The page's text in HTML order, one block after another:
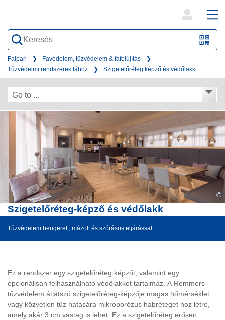
QR-
form
Faipari
Favédelem, tűzvédelem & fafelújítás
Tűzvédelmi rendszerek fához
Szigetelőréteg képző és védőlakk
Go to ...
©
Szigetelőréteg-képző és védőlakk
Tűzvédelem hengerelt, mázolt és szórásos eljárással
Ez a rendszer egy szigetelőréteg képzőt, valamint egy
opcionálisan felhasználható védőlakkot tartalmaz. A Remmers
tűzvédelem átlátszó szigetelőréteg-képzője magas hőmérséklet
vagy közvetlen tűz hatására mikroporózus habréteget hoz létre,
amely akár 3 cm vastag is lehet. Ez a szigetelőréteg erősen